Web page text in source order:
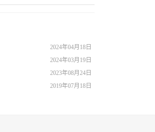
2024年04月18日
2024年03月19日
2023年08月24日
2019年07月18日